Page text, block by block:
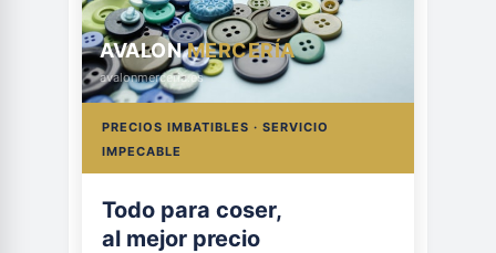
AVALONMERCERÍA
avalonmerceria.es
PRECIOS IMBATIBLES · SERVICIO
IMPECABLE
Todo para coser,
al mejor precio